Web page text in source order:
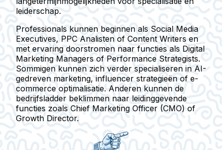
leiderschap.
Professionals kunnen beginnen als Social Media
Executives, PPC Analisten of Content Writers en
met ervaring doorstromen naar functies als Digital
Marketing Managers of Performance Strategists.
Sommigen kunnen zich verder specialiseren in AI-
gedreven marketing, influencer strategieën of e-
commerce optimalisatie. Anderen kunnen de
bedrijfsladder beklimmen naar leidinggevende
functies zoals Chief Marketing Officer (CMO) of
Growth Director.